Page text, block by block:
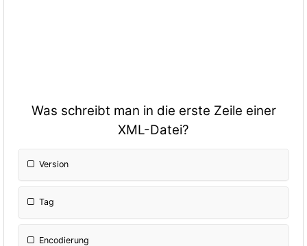
Was schreibt man in die erste Zeile einer
XML-Datei?
Version
Tag
Encodierung